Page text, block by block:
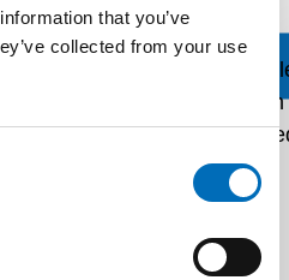
that you’ve
collected from your use
64 kés
84 kés
92 kés